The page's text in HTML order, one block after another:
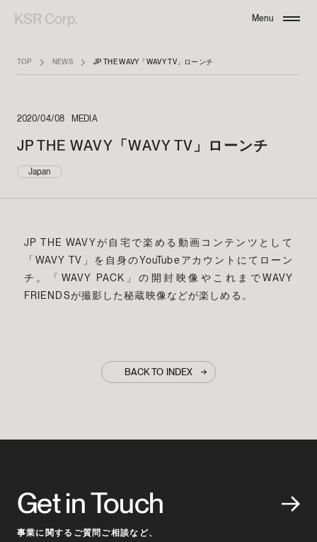
KSR Corp. Menu
TOP NEWS JP THE WAVY「WAVY TV」ローンチ
2020/04/08 MEDIA
JP THE WAVY「WAVY TV」ローンチ
Japan
JP THE WAVYが自宅で楽める動画コンテンツとして
「WAVY TV」を自身のYouTubeアカウントにてローン
チ。「WAVY PACK」の開封映像やこれまでWAVY
FRIENDSが撮影した秘蔵映像などが楽しめる。
BACK TO INDEX
Get in Touch
事業に関するご質問ご相談など、